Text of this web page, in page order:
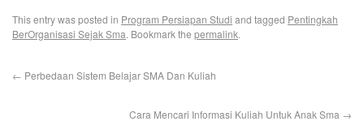
This entry was posted in Program Persiapan Studi and tagged Pentingkah
BerOrganisasi Sejak Sma. Bookmark the permalink.
← Perbedaan Sistem Belajar SMA Dan Kuliah
Cara Mencari Informasi Kuliah Untuk Anak Sma →